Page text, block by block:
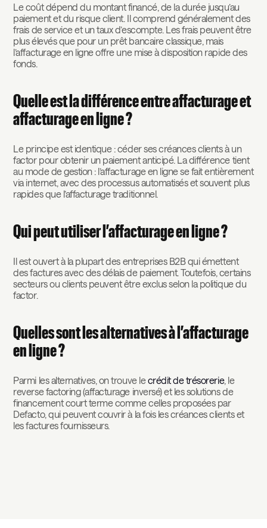
Le coût dépend du montant financé, de la durée jusqu’au
paiement et du risque client. Il comprend généralement des
frais de service et un taux d’escompte. Les frais peuvent être
plus élevés que pour un prêt bancaire classique, mais
l’affacturage en ligne offre une mise à disposition rapide des
fonds.
Quelle est la différence entre affacturage et
affacturage en ligne ?
Le principe est identique : céder ses créances clients à un
factor pour obtenir un paiement anticipé. La différence tient
au mode de gestion : l’affacturage en ligne se fait entièrement
via internet, avec des processus automatisés et souvent plus
rapides que l’affacturage traditionnel.
Qui peut utiliser l’affacturage en ligne ?
Il est ouvert à la plupart des entreprises B2B qui émettent
des factures avec des délais de paiement. Toutefois, certains
secteurs ou clients peuvent être exclus selon la politique du
factor.
Quelles sont les alternatives à l’affacturage
en ligne ?
Parmi les alternatives, on trouve lecrédit de trésorerie, le
reverse factoring (affacturage inversé) et les solutions de
financement court terme comme celles proposées par
Defacto, qui peuvent couvrir à la fois les créances clients et
les factures fournisseurs.